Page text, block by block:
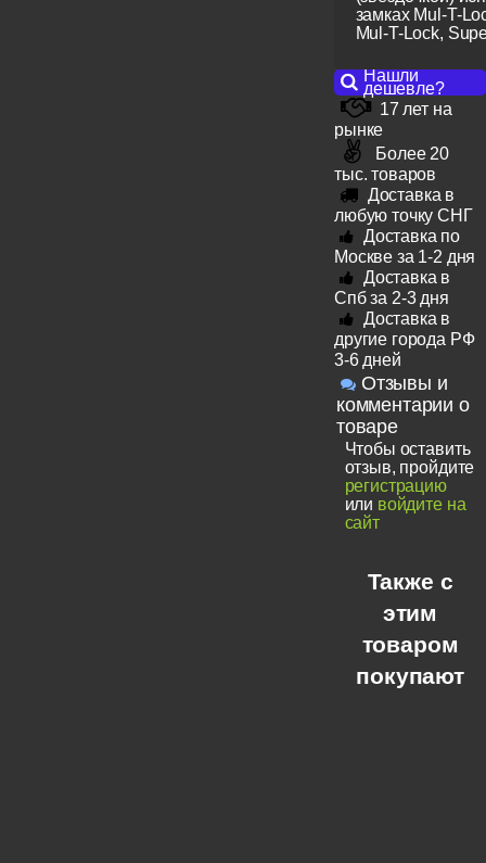
замках Mul-T-
Mul-T-Lock,
Нашли
дешевле?
17 лет на
рынке
Более 20
тыс. товаров
Доставка в
любую точку СНГ
Доставка по
Москве за 1-2 дня
Доставка в
Спб за 2-3 дня
Доставка в
другие города РФ
3-6 дней
Отзывы и
комментарии о
товаре
Чтобы оставить
отзыв, пройдите
регистрацию
или войдите на
сайт
Также с
этим
товаром
покупают